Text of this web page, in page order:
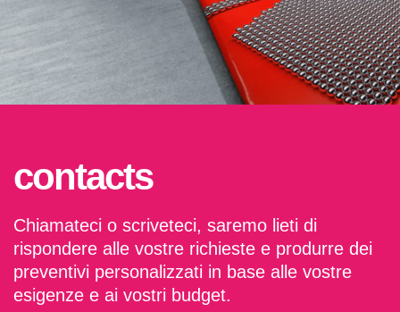
contacts
Chiamateci o scriveteci, saremo lieti di
rispondere alle vostre richieste e produrre dei
preventivi personalizzati in base alle vostre
esigenze e ai vostri budget.